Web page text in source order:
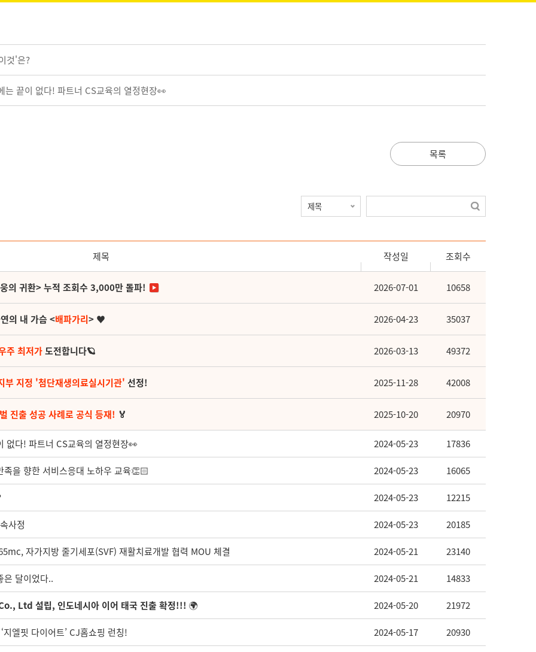
것'은?
끝이 없다! 파트너 CS교육의 열정현장👀
목록
제목 작성일 조회수
의 귀환> 누적 조회수 3,000만 돌파! 2026-07-01 10658
의 내 가슴 <배파가리> ♥ 2026-04-23 35037
주 최저가도전합니다🪐 2026-03-13 49372
부 지정 '첨단재생의료실시기관' 선정! 2025-11-28 42008
진출 성공 사례로 공식 등재! 🏅 2025-10-20 20970
없다! 파트너 CS교육의 열정현장👀 2024-05-23 17836
을 향한 서비스응대 노하우 교육👏🏻 2024-05-23 16065
2024-05-23 12215
사정 2024-05-23 20185
자가지방 줄기세포(SVF) 재활치료개발 협력 MOU 체결 2024-05-21 23140
달이었다.. 2024-05-21 14833
Ltd 설립, 인도네시아 이어 태국 진출 확정!!! 🌍 2024-05-20 21972
엘핏 다이어트’ CJ홈쇼핑 런칭! 2024-05-17 20930